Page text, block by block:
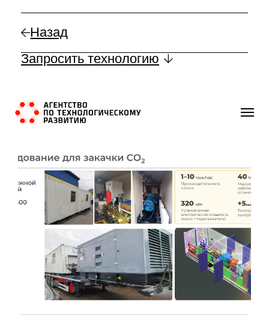
Запросить технологию